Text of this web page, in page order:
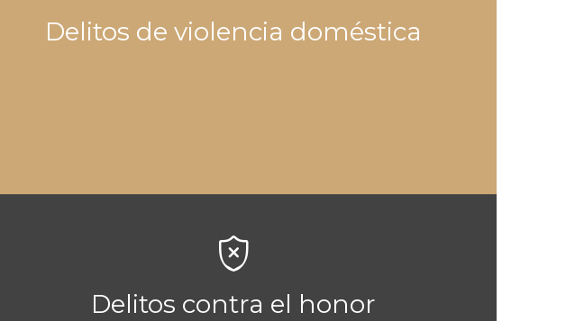
Delitos de violencia doméstica

Delitos contra el honor